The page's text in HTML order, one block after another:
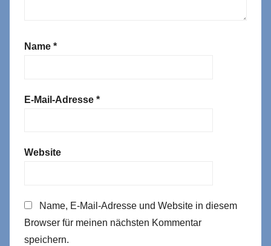
Name *
E-Mail-Adresse *
Website
Name, E-Mail-Adresse und Website in diesem
Browser für meinen nächsten Kommentar
speichern.